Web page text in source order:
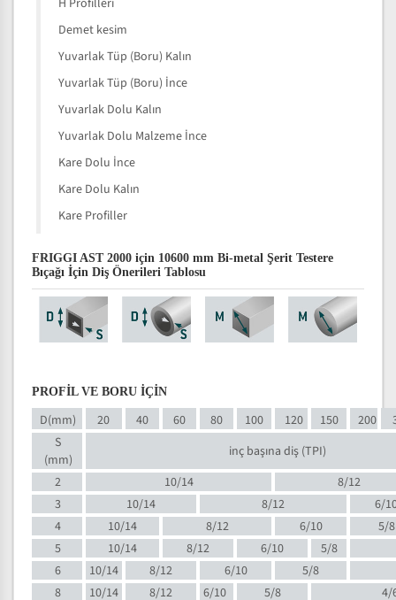
H Profilleri
Demet kesim
Yuvarlak Tüp (Boru) Kalın
Yuvarlak Tüp (Boru) İnce
Yuvarlak Dolu Kalın
Yuvarlak Dolu Malzeme İnce
Kare Dolu İnce
Kare Dolu Kalın
Kare Profiller
FRIGGI AST 2000 için 10600 mm Bi-metal Şerit Testere
Bıçağı İçin Diş Önerileri Tablosu
PROFİL VE BORU İÇİN
D(mm) 20 40 60 80 100 120 150 200
S
(mm)
inç başına diş (TPI)
2
10/14
8/12
3
10/14 8/12
6/
4
10/14 8/12 6/10
5/8
5
10/14 8/12 6/10
5/8
6
10/14 8/12 6/10
5/8
8
10/14 8/12 6/10 5/8
4/